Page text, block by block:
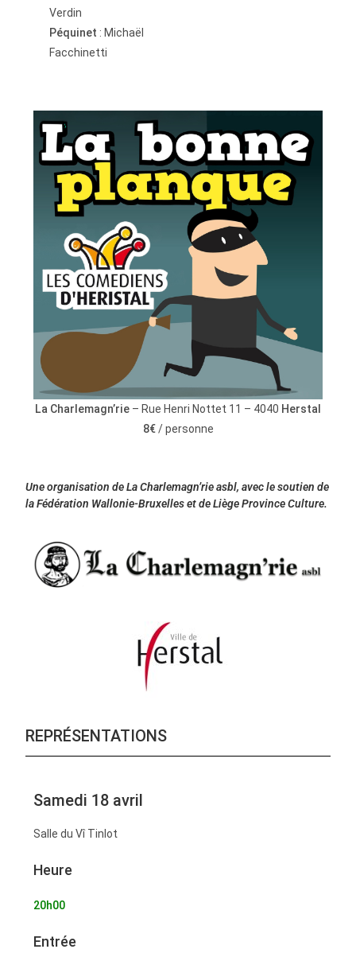
Verdin
Péquinet : Michaël
Facchinetti
La Charlemagn’rie – Rue Henri Nottet 11 – 4040 Herstal
8€/ personne
Une organisation deLa Charlemagn’rie asbl,avec le soutien de
la Fédération Wallonie-Bruxelles et de Liège Province Culture.
REPRÉSENTATIONS
Samedi 18 avril
Salle du Vî Tinlot
Heure
20h00
Entrée